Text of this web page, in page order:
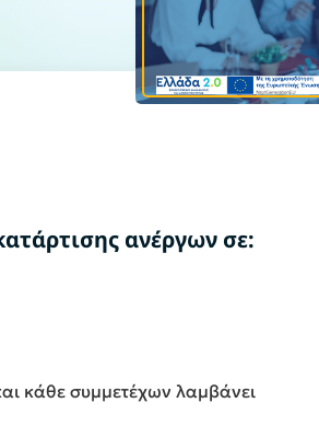
ανέργων σε:
κάθε συμμετέχων λαμβάνει